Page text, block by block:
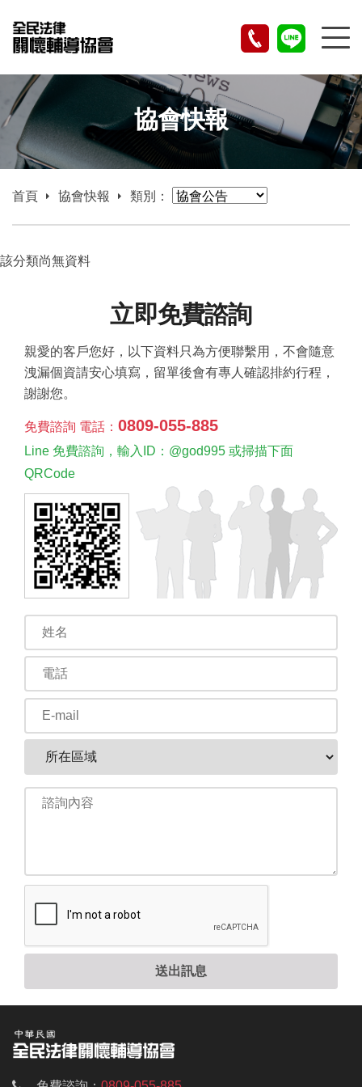
協會快報
首頁 協會快報 類別：
該分類尚無資料
立即免費諮詢
親愛的客戶您好，以下資料只為方便聯繫用，不會隨意
洩漏個資請安心填寫，留單後會有專人確認排約行程，
謝謝您。
免費諮詢 電話： 0809-055-885
Line 免費諮詢，輸入ID：@god995 或掃描下面
QRCode
送出訊息